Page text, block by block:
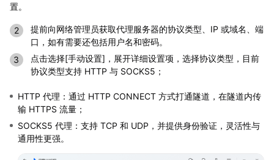
置。
提前向网络管理员获取代理服务器的协议类型、IP 或域名、端
口，如有需要还包括用户名和密码。
点击选择[手动设置]，展开详细设置项，选择协议类型，目前
协议类型支持 HTTP 与 SOCKS5；
HTTP 代理：通过 HTTP CONNECT 方式打通隧道，在隧道内传
输 HTTPS 流量；
SOCKS5 代理：支持 TCP 和 UDP，并提供身份验证，灵活性与
通用性更强。